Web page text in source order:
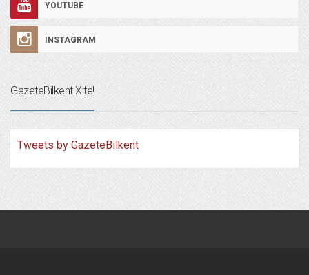
YOUTUBE
INSTAGRAM
GazeteBilkent X’te!
Tweets by GazeteBilkent